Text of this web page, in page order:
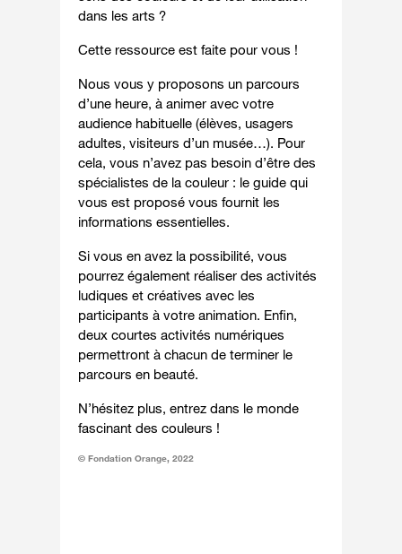
dans les arts ?
Cette ressource est faite pour vous !
Nous vous y proposons un parcours
d’une heure, à animer avec votre
audience habituelle (élèves, usagers
adultes, visiteurs d’un musée…). Pour
cela, vous n’avez pas besoin d’être des
spécialistes de la couleur : le guide qui
vous est proposé vous fournit les
informations essentielles.
Si vous en avez la possibilité, vous
pourrez également réaliser des activités
ludiques et créatives avec les
participants à votre animation. Enfin,
deux courtes activités numériques
permettront à chacun de terminer le
parcours en beauté.
N’hésitez plus, entrez dans le monde
fascinant des couleurs !
© Fondation Orange, 2022